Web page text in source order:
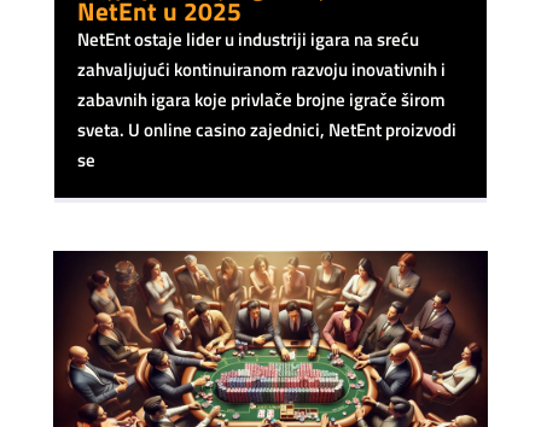
NetEnt u 2025
NetEnt ostaje lider u industriji igara na sreću
zahvaljujući kontinuiranom razvoju inovativnih i
zabavnih igara koje privlače brojne igrače širom
sveta. U online casino zajednici, NetEnt proizvodi
se